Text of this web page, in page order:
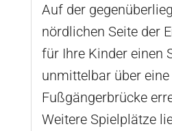
Auf der
nördlichen Seite der
für Ihre Kinder einen
unmittelbar über eine
Fußgängerbrücke
Weitere Spielplätze